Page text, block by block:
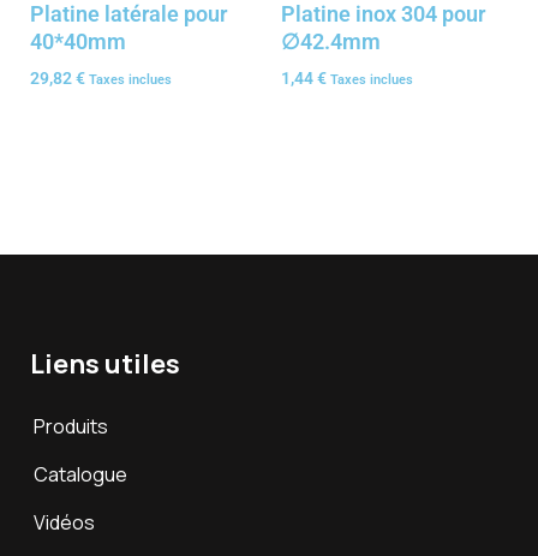
Platine latérale pour
40*40mm
29,82€ Taxes inclues
Platine inox 304 pour
∅42.4mm
1,44€ Taxes inclues
Liens utiles
Produits
Catalogue
Vidéos